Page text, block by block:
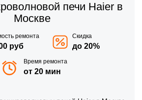
печи Haier в
Москве
ремонта
руб
Скидка
до 20%
Время ремонта
от 20 мин